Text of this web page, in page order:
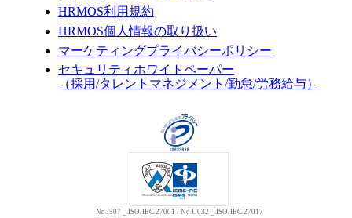
HRMOS利用規約
HRMOS個人情報の取り扱い
マーケティングプライバシーポリシー
セキュリティホワイトペーパー
（採用/タレントマネジメント/勤怠/労務給与）
No.I507 _ ISO/IEC 27001 / No.U032 _ ISO/IEC 27017